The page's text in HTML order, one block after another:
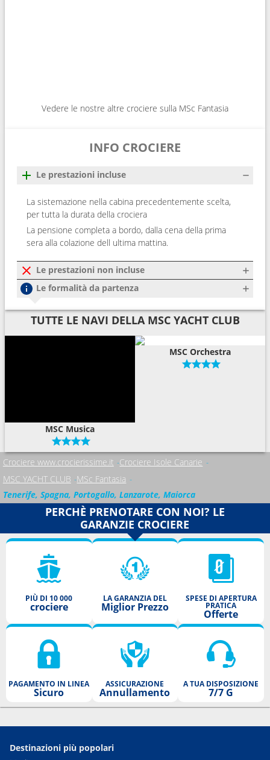
Vedere le nostre altre crociere sulla MSc Fantasia
INFO CROCIERE
Le prestazioni incluse
La sistemazione nella cabina precedentemente scelta,
per tutta la durata della crociera
La pensione completa a bordo, dalla cena della prima
sera alla colazione dell ultima mattina.
Le prestazioni non incluse
Le formalità da partenza
TUTTE LE NAVI DELLA MSC YACHT CLUB
MSC Musica
MSC Orchestra
Crociere www.crocierissime.it Crociere Isole Canarie
MSC YACHT CLUB MSc Fantasia
Tenerife, Spagna, Portogallo, Lanzarote, Maiorca
PERCHÈ PRENOTARE CON NOI? LE
GARANZIE CROCIERE
PIÙ DI 10 000
crociere
LA GARANZIA DEL
Miglior Prezzo
SPESE DI APERTURA
PRATICA
Offerte
PAGAMENTO IN LINEA
Sicuro
ASSICURAZIONE
Annullamento
A TUA DISPOSIZIONE
7/7 G
Destinazioni più popolari